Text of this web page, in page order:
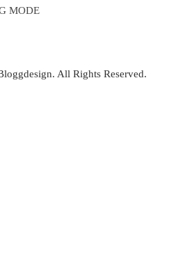
MODE
All Rights Reserved.